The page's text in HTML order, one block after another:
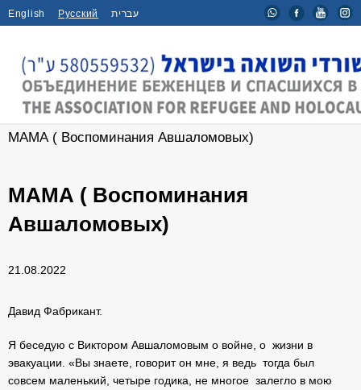
English Русский עברית
Главная / Мероприятия /
МАМА ( Воспоминания Авшаломовых)
МАМА ( Воспоминания
Авшаломовых)
21.08.2022
Давид Фабрикант.
Я беседую с Виктором Авшаломовым о войне, о жизни в
эвакуации. «Вы знаете, говорит он мне, я ведь тогда был
совсем маленький, четыре годика, не многое залегло в мою